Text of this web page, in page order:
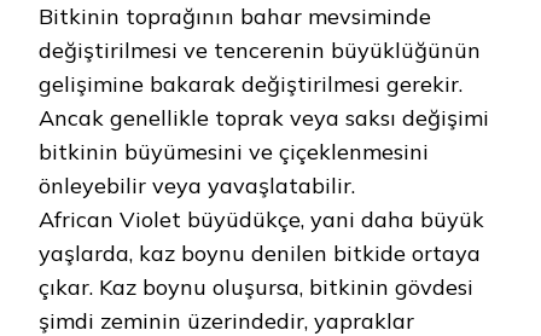
Bitkinin toprağının bahar mevsiminde
değiştirilmesi ve tencerenin büyüklüğünün
gelişimine bakarak değiştirilmesi gerekir.
Ancak genellikle toprak veya saksı değişimi
bitkinin büyümesini ve çiçeklenmesini
önleyebilir veya yavaşlatabilir.
African Violet büyüdükçe, yani daha büyük
yaşlarda, kaz boynu denilen bitkide ortaya
çıkar. Kaz boynu oluşursa, bitkinin gövdesi
şimdi zeminin üzerindedir, yapraklar